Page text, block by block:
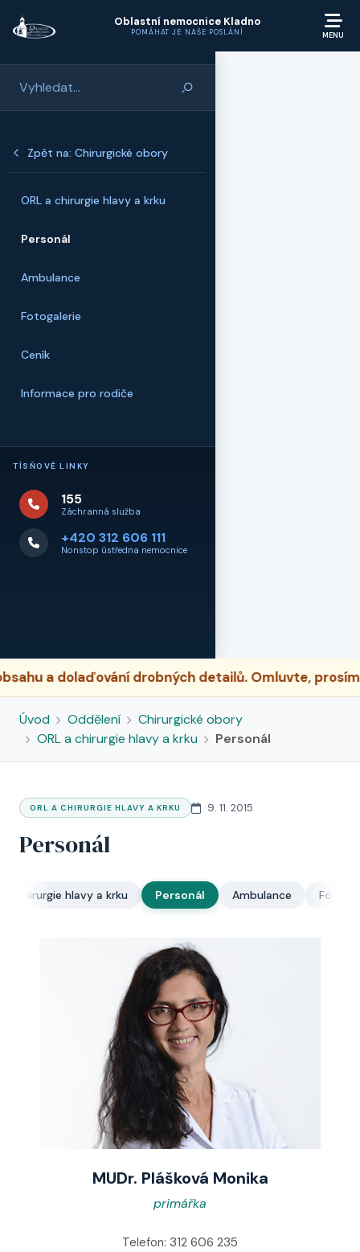
Oblastní nemocnice Kladno
POMÁHAT JE NAŠE POSLÁNÍ
Zpět na: Chirurgické obory
ORL a chirurgie hlavy a krku
Personál
Ambulance
Fotogalerie
Ceník
Informace pro rodiče
TÍSŇOVÉ LINKY
155
Záchranná služba
+420 312 606 111
Nonstop ústředna nemocnice
a dolaďování drobných detailů. Omluvte, prosím,
Úvod Oddělení
Chirurgické obory
ORL a chirurgie hlavy a krku
Personál
ORL A CHIRURGIE HLAVY A KRKU 9. 11. 2015
Personál
a chirurgie hlavy a krku Personál Ambulance
MUDr. Plášková Monika
primářka
Telefon: 312 606 235